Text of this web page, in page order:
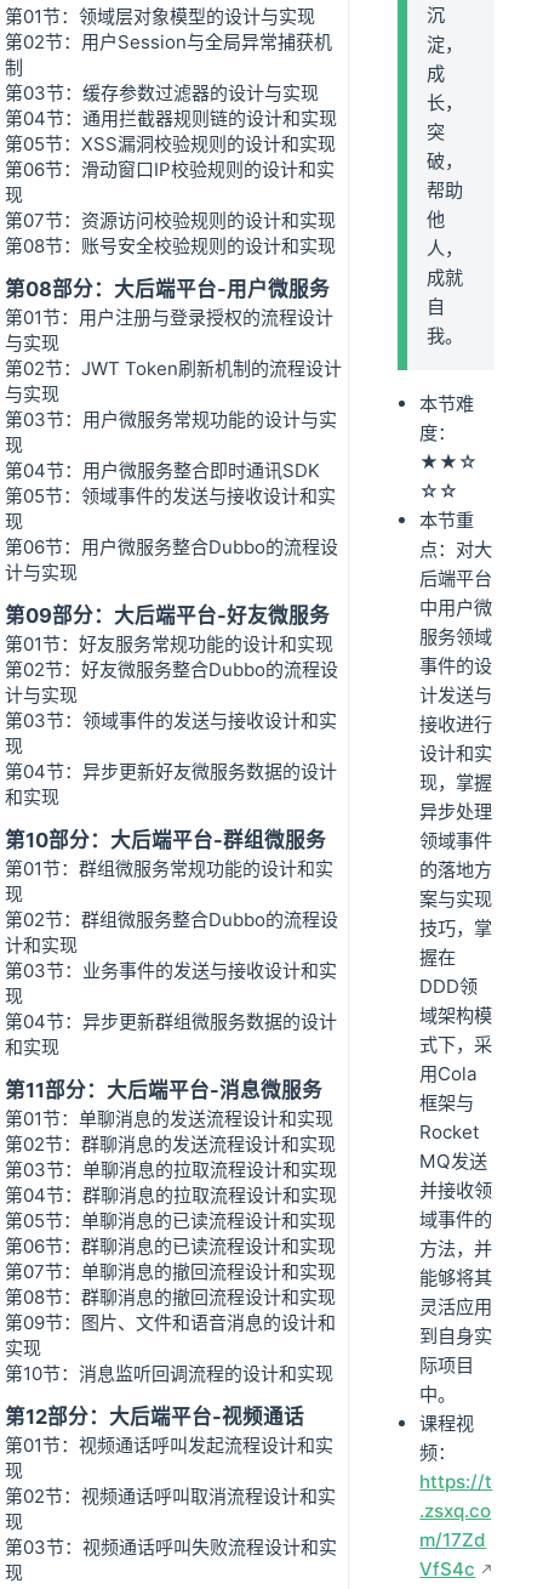
第01节：领域层对象模型的设计与实现
第02节：用户Session与全局异常捕获机
制
第03节：缓存参数过滤器的设计与实现
第04节：通用拦截器规则链的设计和实现
第05节：XSS漏洞校验规则的设计和实现
第06节：滑动窗口IP校验规则的设计和实
现
第07节：资源访问校验规则的设计和实现
第08节：账号安全校验规则的设计和实现
第08部分：大后端平台-用户微服务
第01节：用户注册与登录授权的流程设计
与实现
第02节：JWT Token刷新机制的流程设计
与实现
第03节：用户微服务常规功能的设计与实
现
第04节：用户微服务整合即时通讯SDK
第05节：领域事件的发送与接收设计和实
现
第06节：用户微服务整合Dubbo的流程设
计与实现
第09部分：大后端平台-好友微服务
第01节：好友服务常规功能的设计和实现
第02节：好友微服务整合Dubbo的流程设
计与实现
第03节：领域事件的发送与接收设计和实
现
第04节：异步更新好友微服务数据的设计
和实现
第10部分：大后端平台-群组微服务
第01节：群组微服务常规功能的设计和实
现
第02节：群组微服务整合Dubbo的流程设
计和实现
第03节：业务事件的发送与接收设计和实
现
第04节：异步更新群组微服务数据的设计
和实现
第11部分：大后端平台-消息微服务
第01节：单聊消息的发送流程设计和实现
第02节：群聊消息的发送流程设计和实现
第03节：单聊消息的拉取流程设计和实现
第04节：群聊消息的拉取流程设计和实现
第05节：单聊消息的已读流程设计和实现
第06节：群聊消息的已读流程设计和实现
第07节：单聊消息的撤回流程设计和实现
第08节：群聊消息的撤回流程设计和实现
第09节：图片、文件和语音消息的设计和
实现
第10节：消息监听回调流程的设计和实现
第12部分：大后端平台-视频通话
第01节：视频通话呼叫发起流程设计和实
现
第02节：视频通话呼叫取消流程设计和实
现
第03节：视频通话呼叫失败流程设计和实
现
沉
淀，
成
长，
突
破，
帮助
他
人，
成就
自
我。
本节难
度：
★★☆
☆☆
本节重
点：对大
后端平台
中用户微
服务领域
事件的设
计发送与
接收进行
设计和实
现，掌握
异步处理
领域事件
的落地方
案与实现
技巧，掌
握在
DDD领
域架构模
式下，采
用Cola
框架与
Rocket
MQ发送
并接收领
域事件的
方法，并
能够将其
灵活应用
到自身实
际项目
中。
课程视
频：
https://t
.zsxq.co
m/17Zd
VfS4c